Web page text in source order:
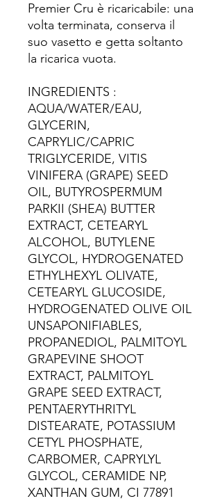
Premier Cru è ricaricabile: una
volta terminata, conserva il
suo vasetto e getta soltanto
la ricarica vuota.
INGREDIENTS :
AQUA/WATER/EAU,
GLYCERIN,
CAPRYLIC/CAPRIC
TRIGLYCERIDE, VITIS
VINIFERA (GRAPE) SEED
OIL, BUTYROSPERMUM
PARKII (SHEA) BUTTER
EXTRACT, CETEARYL
ALCOHOL, BUTYLENE
GLYCOL, HYDROGENATED
ETHYLHEXYL OLIVATE,
CETEARYL GLUCOSIDE,
HYDROGENATED OLIVE OIL
UNSAPONIFIABLES,
PROPANEDIOL, PALMITOYL
GRAPEVINE SHOOT
EXTRACT, PALMITOYL
GRAPE SEED EXTRACT,
PENTAERYTHRITYL
DISTEARATE, POTASSIUM
CETYL PHOSPHATE,
CARBOMER, CAPRYLYL
GLYCOL, CERAMIDE NP,
XANTHAN GUM, CI 77891